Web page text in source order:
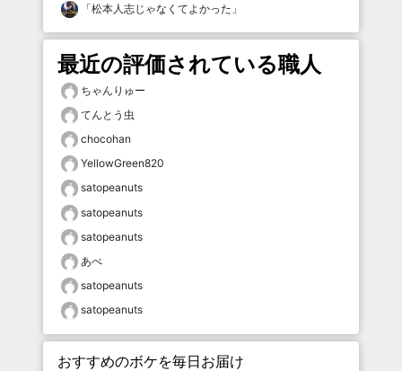
「松本人志じゃなくてよかった 」
最近の評価されている職人
ちゃんりゅー
てんとう虫
chocohan
YellowGreen820
satopeanuts
satopeanuts
satopeanuts
あべ
satopeanuts
satopeanuts
おすすめのボケを毎日お届け